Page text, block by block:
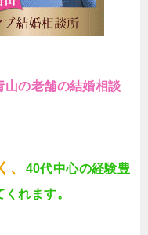
山の老舗の結婚相談
40代中心の経験豊
れます。